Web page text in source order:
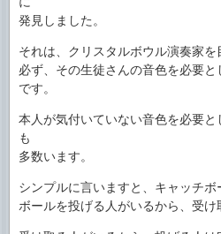
発見しました。
それは、クリスタルボウル演奏家を
必ず、その生徒さんの音色を必要
です。
本人が気付いていない音色を必要と
も
多数います。
シンプルに言いますと、キャッチボ
ボールを投げる人がいるから、受け